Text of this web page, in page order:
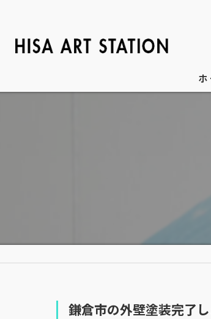
鎌倉市の外壁塗装完了し